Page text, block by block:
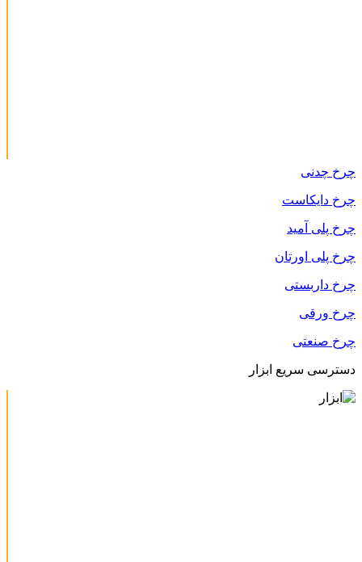
چرخ چدنی
چرخ دایکاست
چرخ پلی آمید
چرخ پلی اورتان
چرخ داربستی
چرخ ورقی
چرخ صنعتی
دسترسی سریع ابزار